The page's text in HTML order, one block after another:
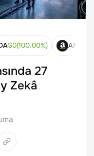
$0(100.00%) AMZN
27
Zekâ